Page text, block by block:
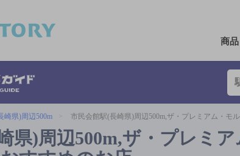
商品
崎県)周辺500m 市民会館駅(長崎県)周辺500m,ザ・プレミアム・モ
県)周辺500m,ザ・プレミ